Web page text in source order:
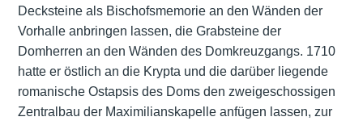
Decksteine als Bischofsmemorie an den Wänden der
Vorhalle anbringen lassen, die Grabsteine der
Domherren an den Wänden des Domkreuzgangs. 1710
hatte er östlich an die Krypta und die darüber liegende
romanische Ostapsis des Doms den zweigeschossigen
Zentralbau der Maximilianskapelle anfügen lassen, zur